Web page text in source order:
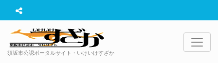
須坂市公認ポータルサイト・いけいけすざか